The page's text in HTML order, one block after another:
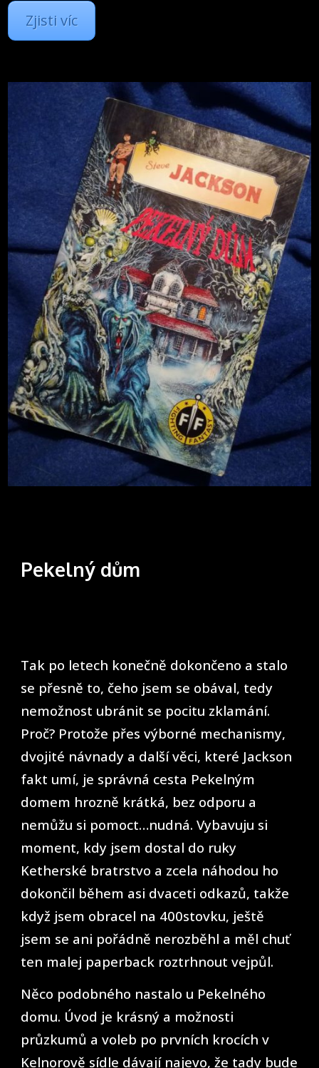
Zjisti víc
Pekelný dům
Tak po letech konečně dokončeno a stalo
se přesně to, čeho jsem se obával, tedy
nemožnost ubránit se pocitu zklamání.
Proč? Protože přes výborné mechanismy,
dvojité návnady a další věci, které Jackson
fakt umí, je správná cesta Pekelným
domem hrozně krátká, bez odporu a
nemůžu si pomoct…nudná. Vybavuju si
moment, kdy jsem dostal do ruky
Ketherské bratrstvo a zcela náhodou ho
dokončil během asi dvaceti odkazů, takže
když jsem obracel na 400stovku, ještě
jsem se ani pořádně nerozběhl a měl chuť
ten malej paperback roztrhnout vejpůl.
Něco podobného nastalo u Pekelného
domu. Úvod je krásný a možnosti
průzkumů a voleb po prvních krocích v
Kelnorově sídle dávají najevo, že tady bude